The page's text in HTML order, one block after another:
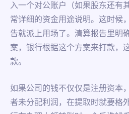
入一个对公账户（如果股东还有
常详细的资金用途说明。这时候
告就派上用场了。清算报告里明
案，银行根据这个方案来打款，
款。
如果公司的钱不仅仅是注册资本
者未分配利润，在提取时就要格